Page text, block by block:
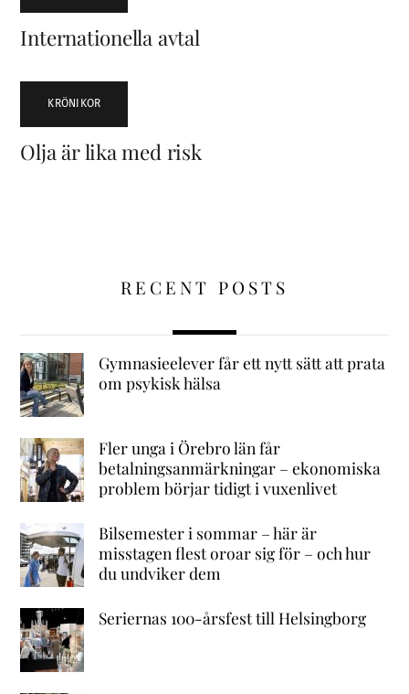
Internationella avtal
KRÖNIKOR
Olja är lika med risk
RECENT POSTS
Gymnasieelever får ett nytt sätt att prata
om psykisk hälsa
Fler unga i Örebro län får
betalningsanmärkningar – ekonomiska
problem börjar tidigt i vuxenlivet
Bilsemester i sommar – här är
misstagen flest oroar sig för – och hur
du undviker dem
Seriernas 100-årsfest till Helsingborg